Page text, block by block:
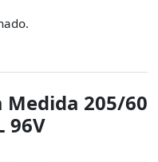
Medida 205/60
96V